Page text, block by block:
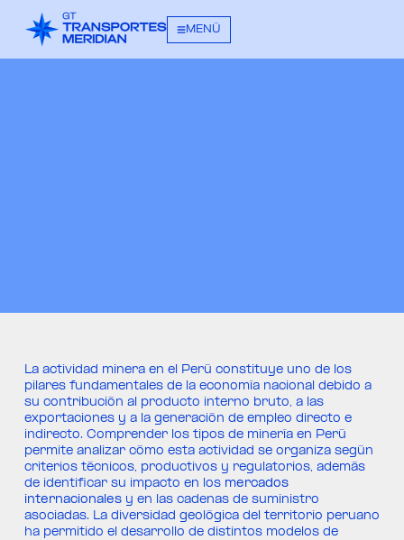
MENÚ
La actividad minera en el Perú constituye uno de los
pilares fundamentales de la economía nacional debido a
su contribución al producto interno bruto, a las
exportaciones y a la generación de empleo directo e
indirecto. Comprender los tipos de minería en Perú
permite analizar cómo esta actividad se organiza según
criterios técnicos, productivos y regulatorios, además
de identificar su impacto en los mercados
internacionalesy en las cadenas de suministro
asociadas. La diversidad geológica del territorio peruano
ha permitido el desarrollo de distintos modelos de